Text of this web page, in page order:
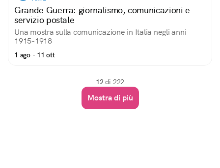
Grande Guerra: giornalismo, comunicazioni e
servizio postale
Una mostra sulla comunicazione in Italia negli anni
1915-1918
1 ago - 11 ott
12di 222
Mostra di più